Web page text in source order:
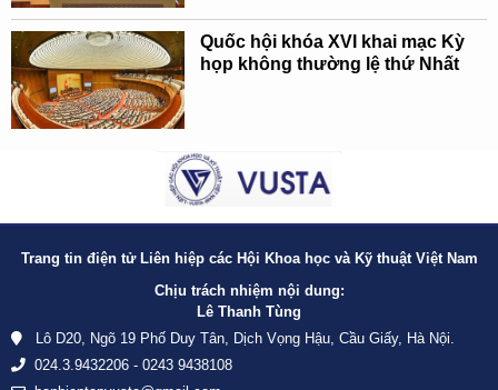
Quốc hội khóa XVI khai mạc Kỳ
họp không thường lệ thứ Nhất
Trang tin điện tử Liên hiệp các Hội Khoa học và Kỹ thuật Việt Nam
Chịu trách nhiệm nội dung:
Lê Thanh Tùng
Lô D20, Ngõ 19 Phố Duy Tân, Dịch Vọng Hậu, Cầu Giấy, Hà Nội.
024.3.9432206 - 0243 9438108